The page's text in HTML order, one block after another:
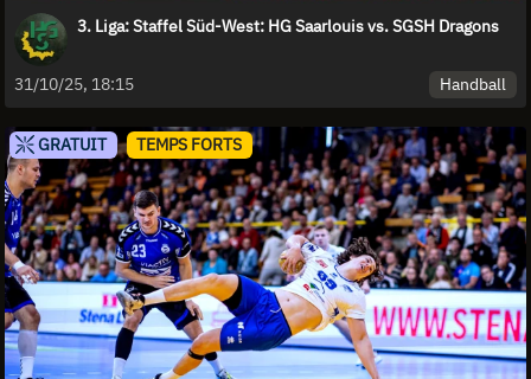
3. Liga: Staffel Süd-West: HG Saarlouis vs. SGSH Dragons
31/10/25, 18:15 Handball
GRATUIT TEMPS FORTS